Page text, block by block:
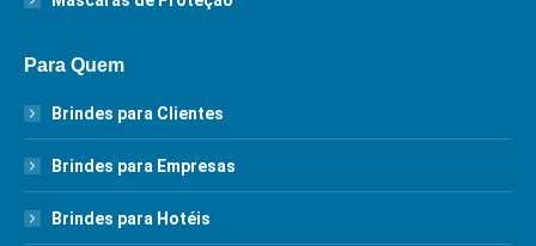
Para Quem
Brindes para Clientes
Brindes para Empresas
Brindes para Hotéis